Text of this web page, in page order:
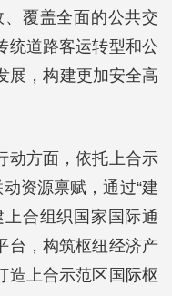
覆盖全面的公共交
统道路客运转型和公
展，构建更加安全高
动方面，依托上合示
资源禀赋，通过“建
合组织国家国际通
台，构筑枢纽经济产
造上合示范区国际枢